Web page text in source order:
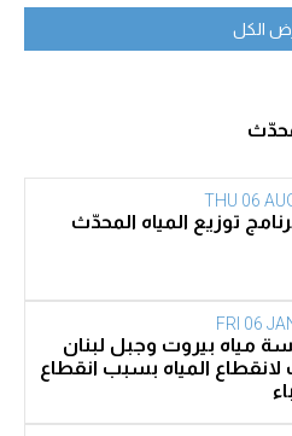
الكل
THU 06
توزيع المياه المحدّث
FRI 06
مياه بيروت وجبل لبنان
المياه بسبب انقطاع